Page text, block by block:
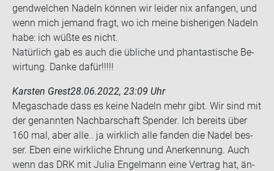
gend­wel­chen Na­deln kön­nen wir lei­der nix an­fan­gen, und
wenn mich je­mand fragt, wo ich meine bis­he­ri­gen Na­deln
habe: ich wüßte es nicht.
Na­tür­lich gab es auch die üb­li­che und phan­tas­ti­sche Be­
wir­tung. Danke dafür!!!!!
Karsten Grest28.06.2022, 23:09 Uhr
Me­ga­scha­de dass es keine Na­deln mehr gibt. Wir sind mit
der ge­nann­ten Nach­bar­schaft Spen­der. Ich be­reits über
160 mal, aber alle.. ja wirk­lich alle fan­den die Nadel bes­
ser. Eben eine wirk­li­che Eh­rung und An­er­ken­nung. Auch
wenn das DRK mit Julia En­gel­mann eine Ver­trag hat, än­